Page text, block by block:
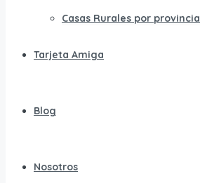
Casas Rurales por provincia
Tarjeta Amiga
Blog
Nosotros